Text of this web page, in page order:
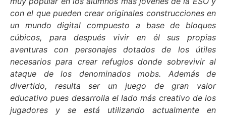
con el que pueden crear originales construcciones en
un mundo digital compuesto a base de bloques
cúbicos, para después vivir en él sus propias
aventuras con personajes dotados de los útiles
necesarios para crear refugios donde sobrevivir al
ataque de los denominados mobs. Además de
divertido, resulta ser un juego de gran valor
educativo pues desarrolla el lado más creativo de los
jugadores y se está utilizando actualmente en